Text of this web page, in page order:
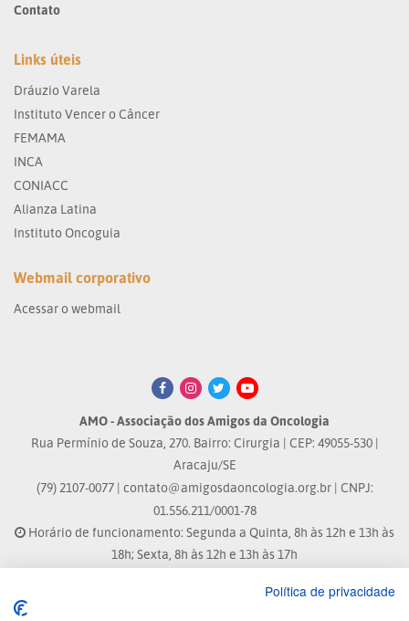
Contato
Links úteis
Dráuzio Varela
Instituto Vencer o Câncer
FEMAMA
INCA
CONIACC
Alianza Latina
Instituto Oncoguia
Webmail corporativo
Acessar o webmail
AMO - Associação dos Amigos da Oncologia
Rua Permínio de Souza, 270. Bairro: Cirurgia | CEP: 49055-530 |
Aracaju/SE
(79) 2107-0077 | contato@amigosdaoncologia.org.br| CNPJ:
01.556.211/0001-78
Horário de funcionamento: Segunda a Quinta, 8h às 12h e 13h às
18h; Sexta, 8h às 12h e 13h às 17h
Site atualizado em: 07/08/2026 às 17:25hPolítica de privacidade